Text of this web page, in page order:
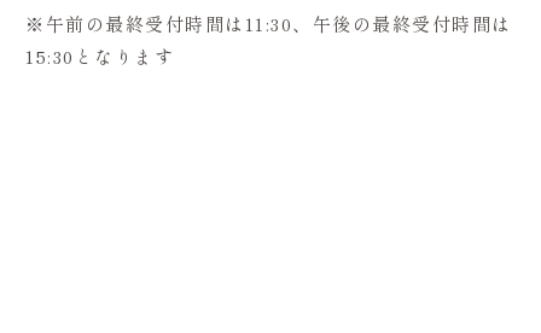
※午前の最終受付時間は11:30、午後の最終受付時間は
15:30となります